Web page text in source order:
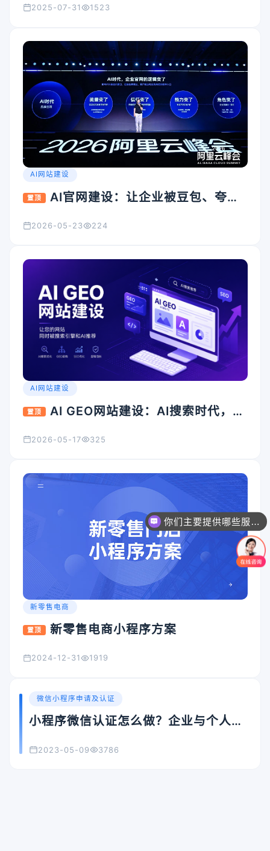
2025-07-31 1523
AI网站建设
置顶
AI官网建设：让企业被豆包、夸
2026-05-23 224
AI网站建设
置顶
AI GEO网站建设：AI搜索时代，企
2026-05-17 325
新零售电商
置顶 新零售电商小程序方案
2024-12-31 1919
微信小程序申请及认证
小程序微信认证怎么做？企业与个人认
2023-05-09 3786
你们主要提供哪些服务？可以根据需求定制吗？